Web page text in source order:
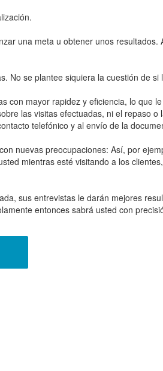
una meta u obtener unos
No se plantee siquiera la cuestión de
con mayor rapidez y eficiencia, lo que
las visitas efectuadas, ni el repaso o
telefónico y al envío de la
nuevas preocupaciones: Así, por
mientras esté visitando a los
sus entrevistas le darán mejores
entonces sabrá usted con